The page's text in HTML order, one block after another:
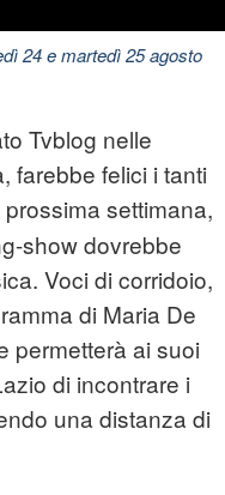
24 e martedì 25 agosto
Tvblog nelle
farebbe felici i tanti
prossima settimana,
show dovrebbe
Voci di corridoio,
di Maria De
permetterà ai suoi
di incontrare i
una distanza di